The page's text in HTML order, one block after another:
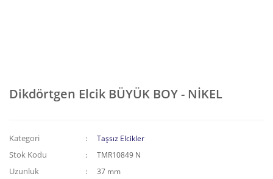
Dikdörtgen Elcik BÜYÜK BOY - NİKEL
Kategori Taşsız Elcikler
Stok Kodu TMR10849 N
Uzunluk 37 mm